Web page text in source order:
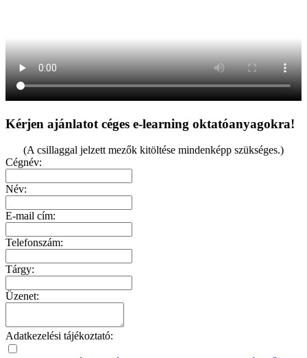
Kérjen ajánlatot céges e-learning oktatóanyagokra!
(A csillaggal jelzett mezők kitöltése mindenképp szükséges.)
Cégnév:
Név:
E-mail cím:
Telefonszám:
Tárgy:
Üzenet:
Adatkezelési tájékoztató: